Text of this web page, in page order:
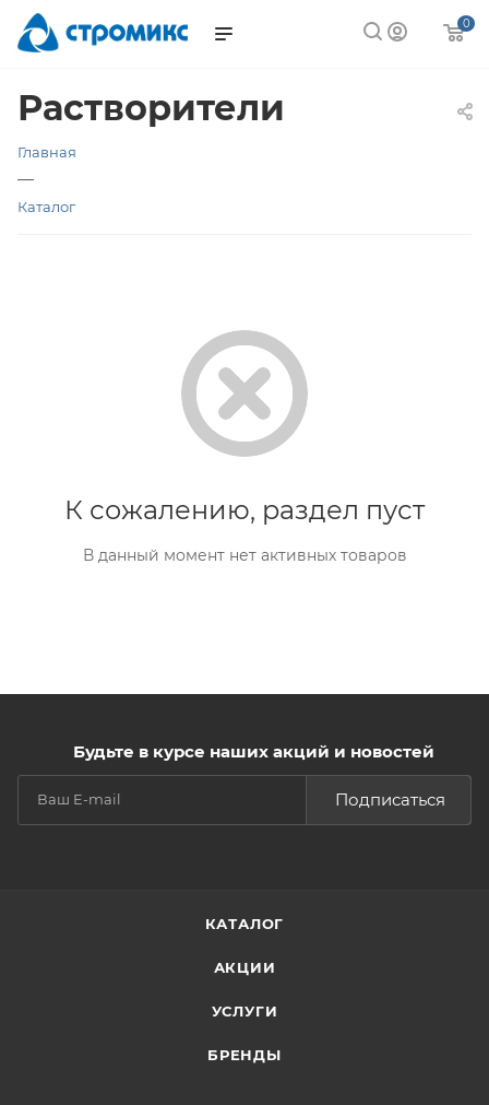
0
Растворители
Главная
—
Каталог
К сожалению, раздел пуст
В данный момент нет активных товаров
Будьте в курсе наших акций и новостей
Подписаться
КАТАЛОГ
АКЦИИ
УСЛУГИ
БРЕНДЫ